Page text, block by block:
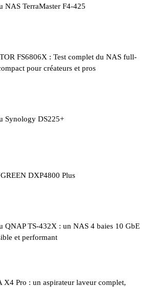
NAS TerraMaster F4-425
FS6806X : Test complet du NAS full-
pour créateurs et pros
Synology DS225+
DXP4800 Plus
QNAP TS-432X : un NAS 4 baies 10 GbE
et performant
X4 Pro : un aspirateur laveur complet,